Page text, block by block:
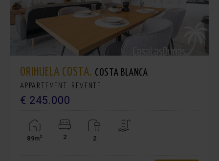
ORIHUELA COSTA. COSTA BLANCA
APPARTEMENT. REVENTE
€ 245.000
89m2 2 2